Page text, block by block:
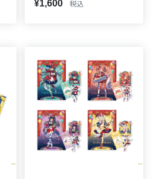
¥1,600 税込